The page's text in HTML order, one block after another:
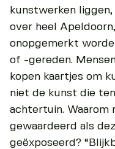
kunstwerken
over heel
onopgemerkt
of -gereden.
kopen kaartjes om
niet de kunst die
achtertuin. Waarom
gewaardeerd als
geëxposeerd?